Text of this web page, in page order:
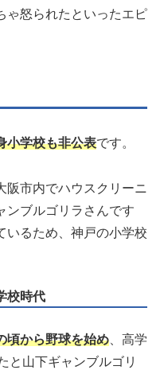
ゃ怒られたといったエピ
小学校も非公表です。
阪市内でハウスクリーニ
ンブルゴリラさんです
いるため、神戸の小学校
校時代
頃から野球を始め 、高学
と山下ギャンブルゴリ